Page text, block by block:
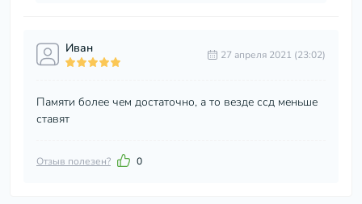
Иван 27 апреля 2021 (23:02)
Памяти более чем достаточно, а то везде ссд меньше
ставят
Отзыв полезен? 0